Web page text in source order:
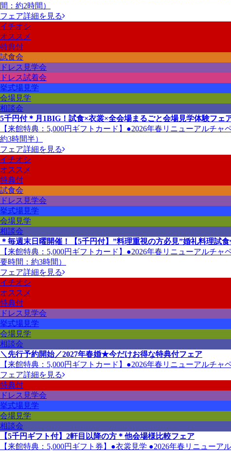
間：約2時間）
フェア詳細を見る
イチオシ
オススメ
特典付
試食会
ドレス見学会
ドレス試着会
挙式場見学
会場見学
相談会
5千円付＊月1BIG！試食×衣裳×全会場まるごと会場見学体験フェ
【来館特典：5,000円ギフトカード】●2026年春リニューアルチ
約3時間半）
フェア詳細を見る
イチオシ
オススメ
特典付
試食会
ドレス見学会
挙式場見学
会場見学
相談会
＊毎週末日曜開催！【5千円付】”料理重視の方必見”婚礼料理試食
【来館特典：5,000円ギフトカード】●2026年春リニューアルチ
要時間：約3時間）
フェア詳細を見る
イチオシ
オススメ
特典付
ドレス見学会
挙式場見学
会場見学
相談会
＼先行予約開始／2027年春婚★今だけお得な特典付フェア
【来館特典：5,000円ギフトカード】●2026年春リニューアルチ
フェア詳細を見る
特典付
ドレス見学会
挙式場見学
会場見学
相談会
【5千円ギフト付】2軒目以降の方＊他会場様比較フェア
【来館特典：5,000円ギフト券】●衣裳見学 ●2026年春リニュー